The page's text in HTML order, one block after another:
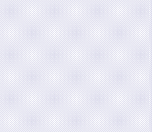
りがとうございます！携帯ス